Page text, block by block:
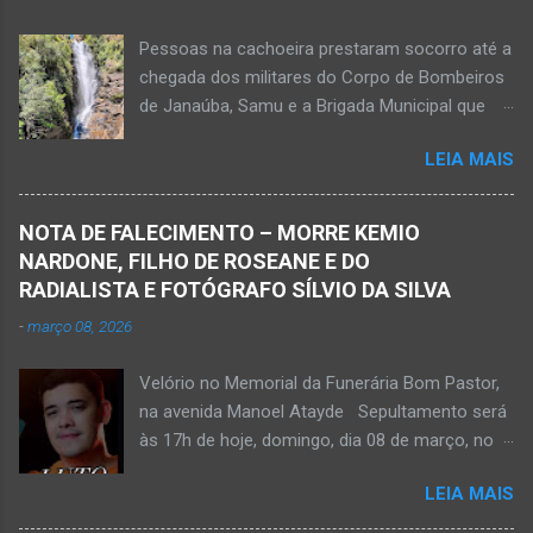
do Suporte Aéreo Avançado de Vida (SAAV)
para unidade hospi...
Pessoas na cachoeira prestaram socorro até a
chegada dos militares do Corpo de Bombeiros
de Janaúba, Samu e a Brigada Municipal que
resistiu e foi a óbito Foto álbum pessoal Kauan
Pereira Alves publicou em sua rede social a
foto em que apreciava a Cachoeira Maria Rosa,
em Mato Verde, pouco tempo antes de se
afogar e depois vir a óbito nesta terça-feira, dia
socorrem estudante que se afogou em
cachoeira em Mato Verde nesta terça-feira, dia
28 de abril de 2026. Adolescente não resistiu e
– O que seria um dia de lazer, de conhecimento
LEIA MAIS
NOTA DE FALECIMENTO – MORRE KEMIO
NARDONE, FILHO DE ROSEANE E DO
RADIALISTA E FOTÓGRAFO SÍLVIO DA SILVA
-março 08, 2026
Velório no Memorial da Funerária Bom Pastor,
na avenida Manoel Atayde Sepultamento será
às 17h de hoje, domingo, dia 08 de março, no
da rodovia MG-401, saída de Janaúba para
Jaíba Kemio Nardone Kemio Nardone
LEIA MAIS